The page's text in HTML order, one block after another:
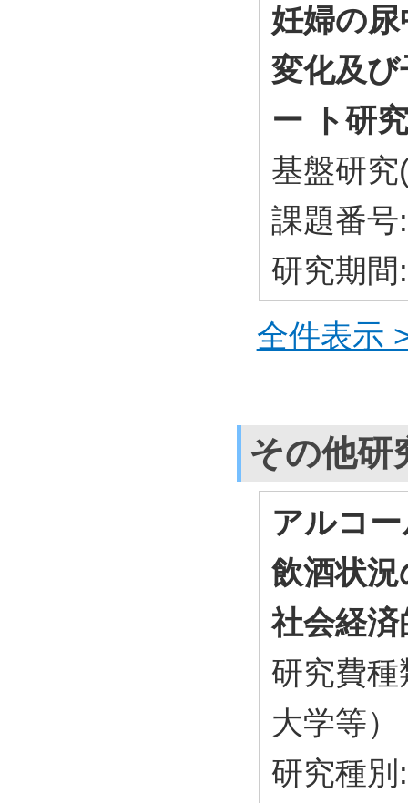
妊婦の
変化及
ー ト研究
基盤研究
課題番号
研究期
全件表示
その他研
アルコ
飲酒状
社会経
研究費
大学等
研究種